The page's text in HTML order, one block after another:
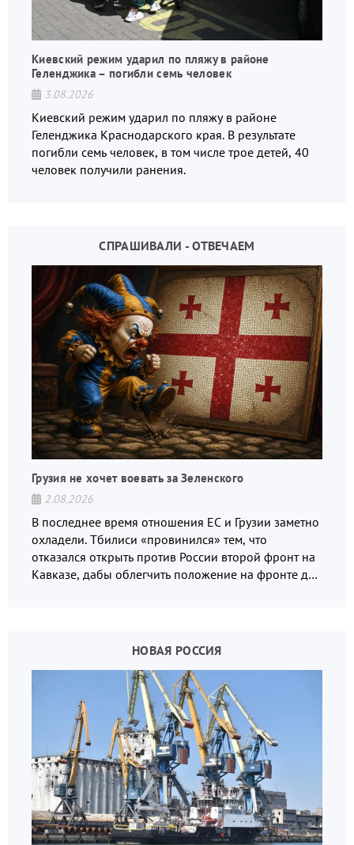
Киевский режим ударил по пляжу в районе
Геленджика – погибли семь человек
3.08.2026
Киевский режим ударил по пляжу в районе
Геленджика Краснодарского края. В результате
погибли семь человек, в том числе трое детей, 40
человек получили ранения.
СПРАШИВАЛИ - ОТВЕЧАЕМ
Грузия не хочет воевать за Зеленского
2.08.2026
В последнее время отношения ЕС и Грузии заметно
охладели. Тбилиси «провинился» тем, что
отказался открыть против России второй фронт на
Кавказе, дабы облегчить положение на фронте для
НОВАЯ РОССИЯ